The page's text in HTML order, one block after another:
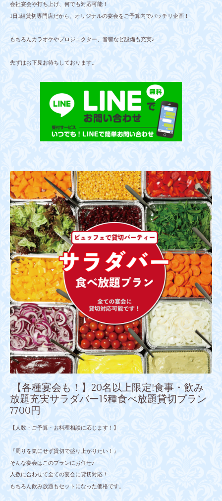
会社宴会や打ち上げ、何でも対応可能！
1日1組貸切専門店だから、オリジナルの宴会をご予算内でバッチリ企画！
もちろんカラオケやプロジェクター、音響など設備も充実♪
先ずはお下見お待ちしております。
【各種宴会も！】20名以上限定!食事・飲み
放題充実サラダバー15種食べ放題貸切プラン
7700円
【人数・ご予算・お料理相談に応じます！】
『周りを気にせず貸切で盛り上がりたい！』
そんな宴会はこのプランにお任せ♪
人数に合わせて全ての宴会に貸切対応！
もちろん飲み放題もセットになった価格です。